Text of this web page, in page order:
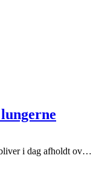
i dag afholdt ov…